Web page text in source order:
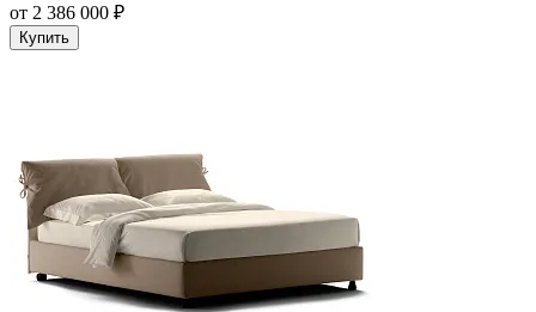
от 2 386 000 ₽
Купить